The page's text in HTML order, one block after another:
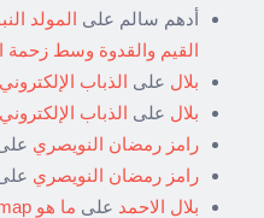
أدهم سالم على المولد
القيم والقدوة وسط زحمة
بلال على الذباب الإلكتروني
بلال على الذباب الإلكتروني
رامز رمضان النويصري
رامز رمضان النويصري
بلال الاحمد على ما هو Liveuamap